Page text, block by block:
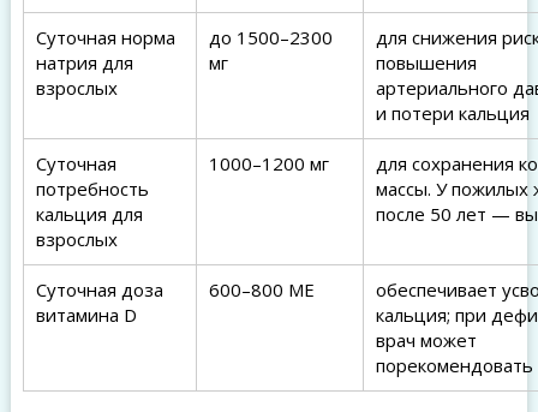
Суточная норма
натрия для
взрослых
до 1500–2300
мг
для снижения
повышения
артериального
и потери кальция
Суточная
потребность
кальция для
взрослых
1000–1200 мг
для сохранения
массы. У
после 50 лет —
Суточная доза
витамина D
600–800 МЕ
обеспечивает
кальция; при
врач может